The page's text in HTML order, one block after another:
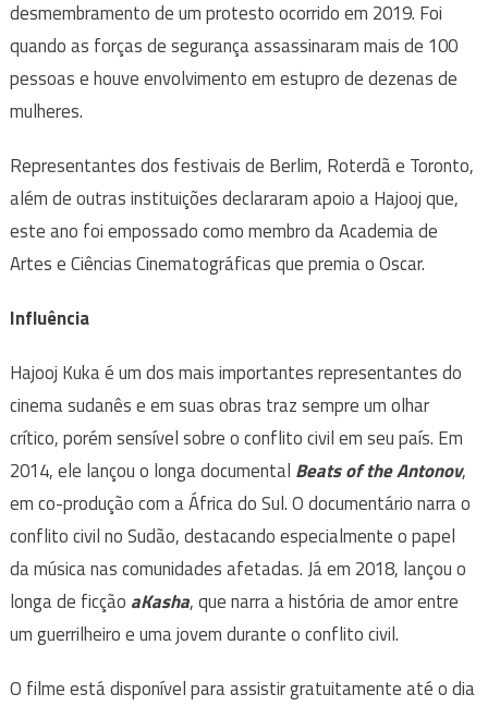
desmembramento de um protesto ocorrido em 2019. Foi
quando as forças de segurança assassinaram mais de 100
pessoas e houve envolvimento em estupro de dezenas de
mulheres.
Representantes dos festivais de Berlim, Roterdã e Toronto,
além de outras instituições declararam apoio a Hajooj que,
este ano foi empossado como membro da Academia de
Artes e Ciências Cinematográficas que premia o Oscar.
Influência
Hajooj Kuka é um dos mais importantes representantes do
cinema sudanês e em suas obras traz sempre um olhar
crítico, porém sensível sobre o conflito civil em seu país. Em
2014, ele lançou o longa documental Beats of the Antonov,
em co-produção com a África do Sul. O documentário narra o
conflito civil no Sudão, destacando especialmente o papel
da música nas comunidades afetadas. Já em 2018, lançou o
longa de ficção aKasha, que narra a história de amor entre
um guerrilheiro e uma jovem durante o conflito civil.
O filme está disponível para assistir gratuitamente até o dia